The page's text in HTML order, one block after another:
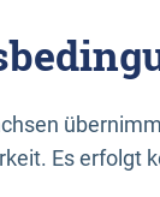
Es erfolgt